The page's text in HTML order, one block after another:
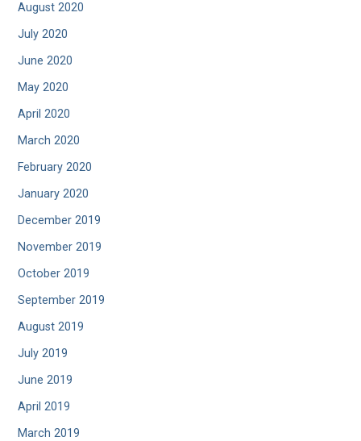
August 2020
July 2020
June 2020
May 2020
April 2020
March 2020
February 2020
January 2020
December 2019
November 2019
October 2019
September 2019
August 2019
July 2019
June 2019
April 2019
March 2019